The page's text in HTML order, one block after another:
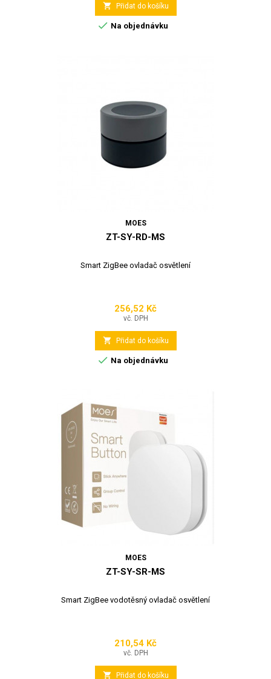
 Přidat do košíku
 Na objednávku
MOES
ZT-SY-RD-MS
Smart ZigBee ovladač osvětlení
Cena
256,52 Kč
vč. DPH
 Přidat do košíku
 Na objednávku
MOES
ZT-SY-SR-MS
Smart ZigBee vodotěsný ovladač osvětlení
Cena
210,54 Kč
vč. DPH
 Přidat do košíku